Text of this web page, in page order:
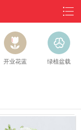
开业花蓝 绿植盆载